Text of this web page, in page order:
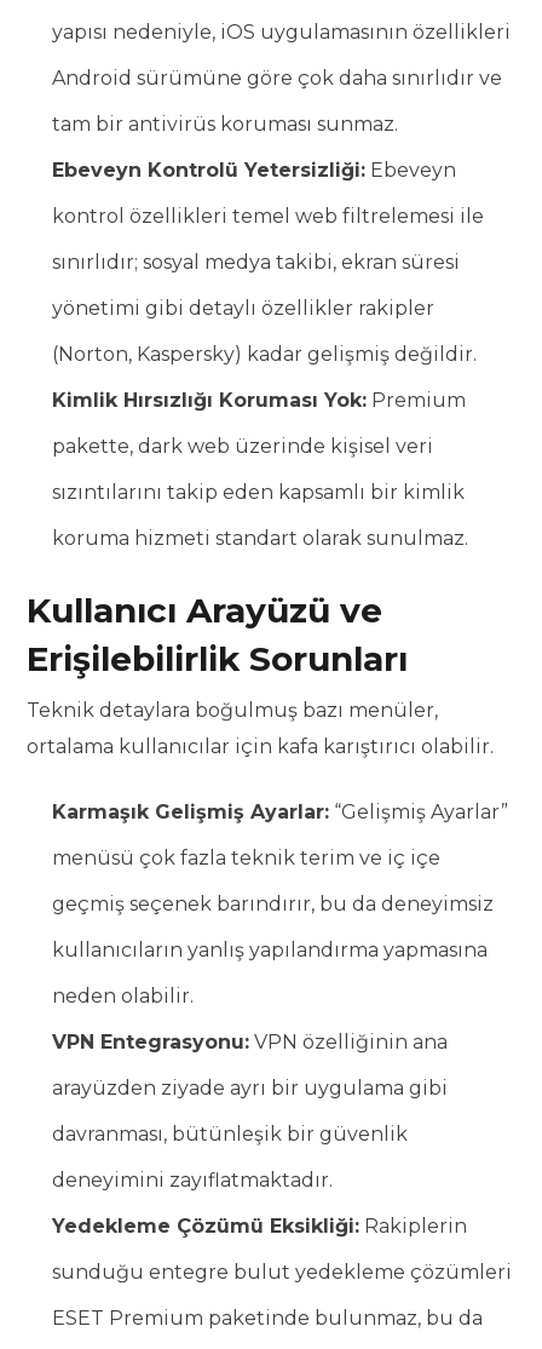
yapısı nedeniyle, iOS uygulamasının özellikleri
Android sürümüne göre çok daha sınırlıdır ve
tam bir antivirüs koruması sunmaz.
Ebeveyn Kontrolü Yetersizliği: Ebeveyn
kontrol özellikleri temel web filtrelemesi ile
sınırlıdır; sosyal medya takibi, ekran süresi
yönetimi gibi detaylı özellikler rakipler
(Norton, Kaspersky) kadar gelişmiş değildir.
Kimlik Hırsızlığı Koruması Yok: Premium
pakette, dark web üzerinde kişisel veri
sızıntılarını takip eden kapsamlı bir kimlik
koruma hizmeti standart olarak sunulmaz.
Kullanıcı Arayüzü ve
Erişilebilirlik Sorunları
Teknik detaylara boğulmuş bazı menüler,
ortalama kullanıcılar için kafa karıştırıcı olabilir.
Karmaşık Gelişmiş Ayarlar: “Gelişmiş Ayarlar”
menüsü çok fazla teknik terim ve iç içe
geçmiş seçenek barındırır, bu da deneyimsiz
kullanıcıların yanlış yapılandırma yapmasına
neden olabilir.
VPN Entegrasyonu: VPN özelliğinin ana
arayüzden ziyade ayrı bir uygulama gibi
davranması, bütünleşik bir güvenlik
deneyimini zayıflatmaktadır.
Yedekleme Çözümü Eksikliği: Rakiplerin
sunduğu entegre bulut yedekleme çözümleri
ESET Premium paketinde bulunmaz, bu da